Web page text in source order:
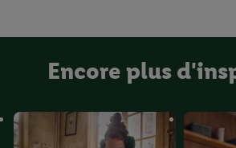
Encore plus